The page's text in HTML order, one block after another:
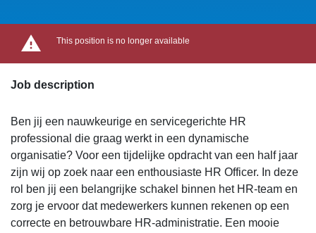
This position is no longer available
Job description
Ben jij een nauwkeurige en servicegerichte HR
professional die graag werkt in een dynamische
organisatie? Voor een tijdelijke opdracht van een half jaar
zijn wij op zoek naar een enthousiaste HR Officer. In deze
rol ben jij een belangrijke schakel binnen het HR-team en
zorg je ervoor dat medewerkers kunnen rekenen op een
correcte en betrouwbare HR-administratie. Een mooie